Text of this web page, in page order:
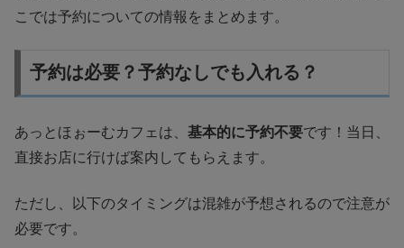
こでは予約についての情報をまとめます。
予約は必要？予約なしでも入れる？
あっとほぉーむカフェは、 基本的に予約不要です！当日、
直接お店に行けば案内してもらえます。
ただし、以下のタイミングは混雑が予想されるので注意が
必要です。